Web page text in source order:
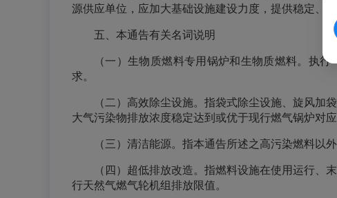
源供应单位，应加大基础设施建设力度，提供稳定、
五、本通告有关名词说明
（一）生物质燃料专用锅炉和生物质燃料。执
求。
（二）高效除尘设施。指袋式除尘设施、旋风
大气污染物排放浓度稳定达到或优于现行燃气锅炉对应
（三）清洁能源。指本通告所述之高污染燃料以
（四）超低排放改造。指燃料设施在使用运行
行天然气燃气轮机组排放限值。